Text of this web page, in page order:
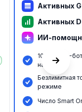
Активных
Активных
ИИ-
10 COMBO-
на Evedex
Безлимитная
режиме
Число Smart